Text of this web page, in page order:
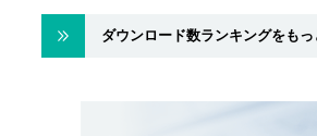
ダウンロード数ランキングをもっ